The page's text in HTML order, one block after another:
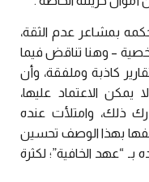
بمشاعر عدم الثقة،
– وهنا تناقض فيما
كاذبة وملفقة، وأن
يمكن الاعتماد عليها،
ذلك، وامتلأت عنده
بهذا الوصف تحسين
“عهد الخافية”؛ لكثرة